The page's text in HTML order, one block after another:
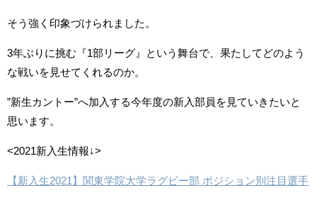
そう強く印象づけられました。
3年ぶりに挑む『1部リーグ』という舞台で、果たしてどのよう
な戦いを見せてくれるのか。
”新生カントー”へ加入する今年度の新入部員を見ていきたいと
思います。
<2021新入生情報↓>
【新入生2021】関東学院大学ラグビー部 ポジション別注目選手